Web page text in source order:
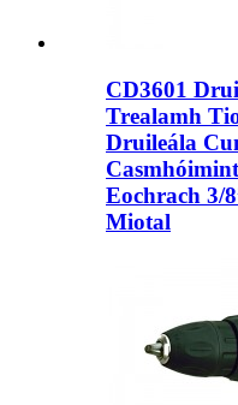
CD3601
Trealamh
Druileála
Eochrach 3/
Miotal